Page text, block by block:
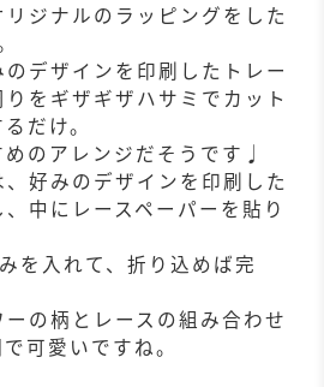
ジナルのラッピングをした
デザインを印刷したトレー
をギザギザハサミでカット
だけ。
のアレンジだそうです♩
好みのデザインを印刷した
中にレースペーパーを貼り
を入れて、折り込めば完
の柄とレースの組み合わせ
可愛いですね。